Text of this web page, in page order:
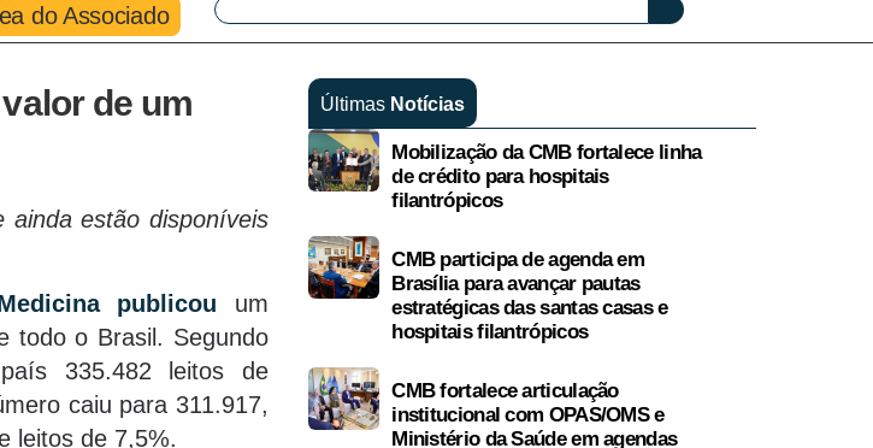
do Associado
de um
ainda estão disponíveis
publicou um
todo o Brasil. Segundo
335.482 leitos de
caiu para 311.917,
leitos de 7,5%.
Últimas Notícias
Mobilização da CMB fortalece linha
de crédito para hospitais
filantrópicos
CMB participa de agenda em
Brasília para avançar pautas
estratégicas das santas casas e
hospitais filantrópicos
CMB fortalece articulação
institucional com OPAS/OMS e
Ministério da Saúde em agendas